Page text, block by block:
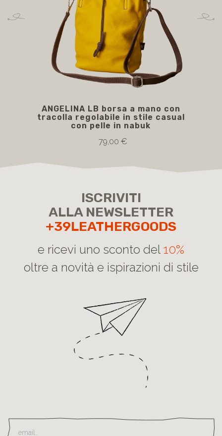
ANGELINA LB borsa a mano con
tracolla regolabile in stile casual
con pelle in nabuk
79,00 €
ISCRIVITI
ALLA NEWSLETTER
+39LEATHERGOODS
e ricevi uno sconto del 10%
oltre a novità e ispirazioni di stile